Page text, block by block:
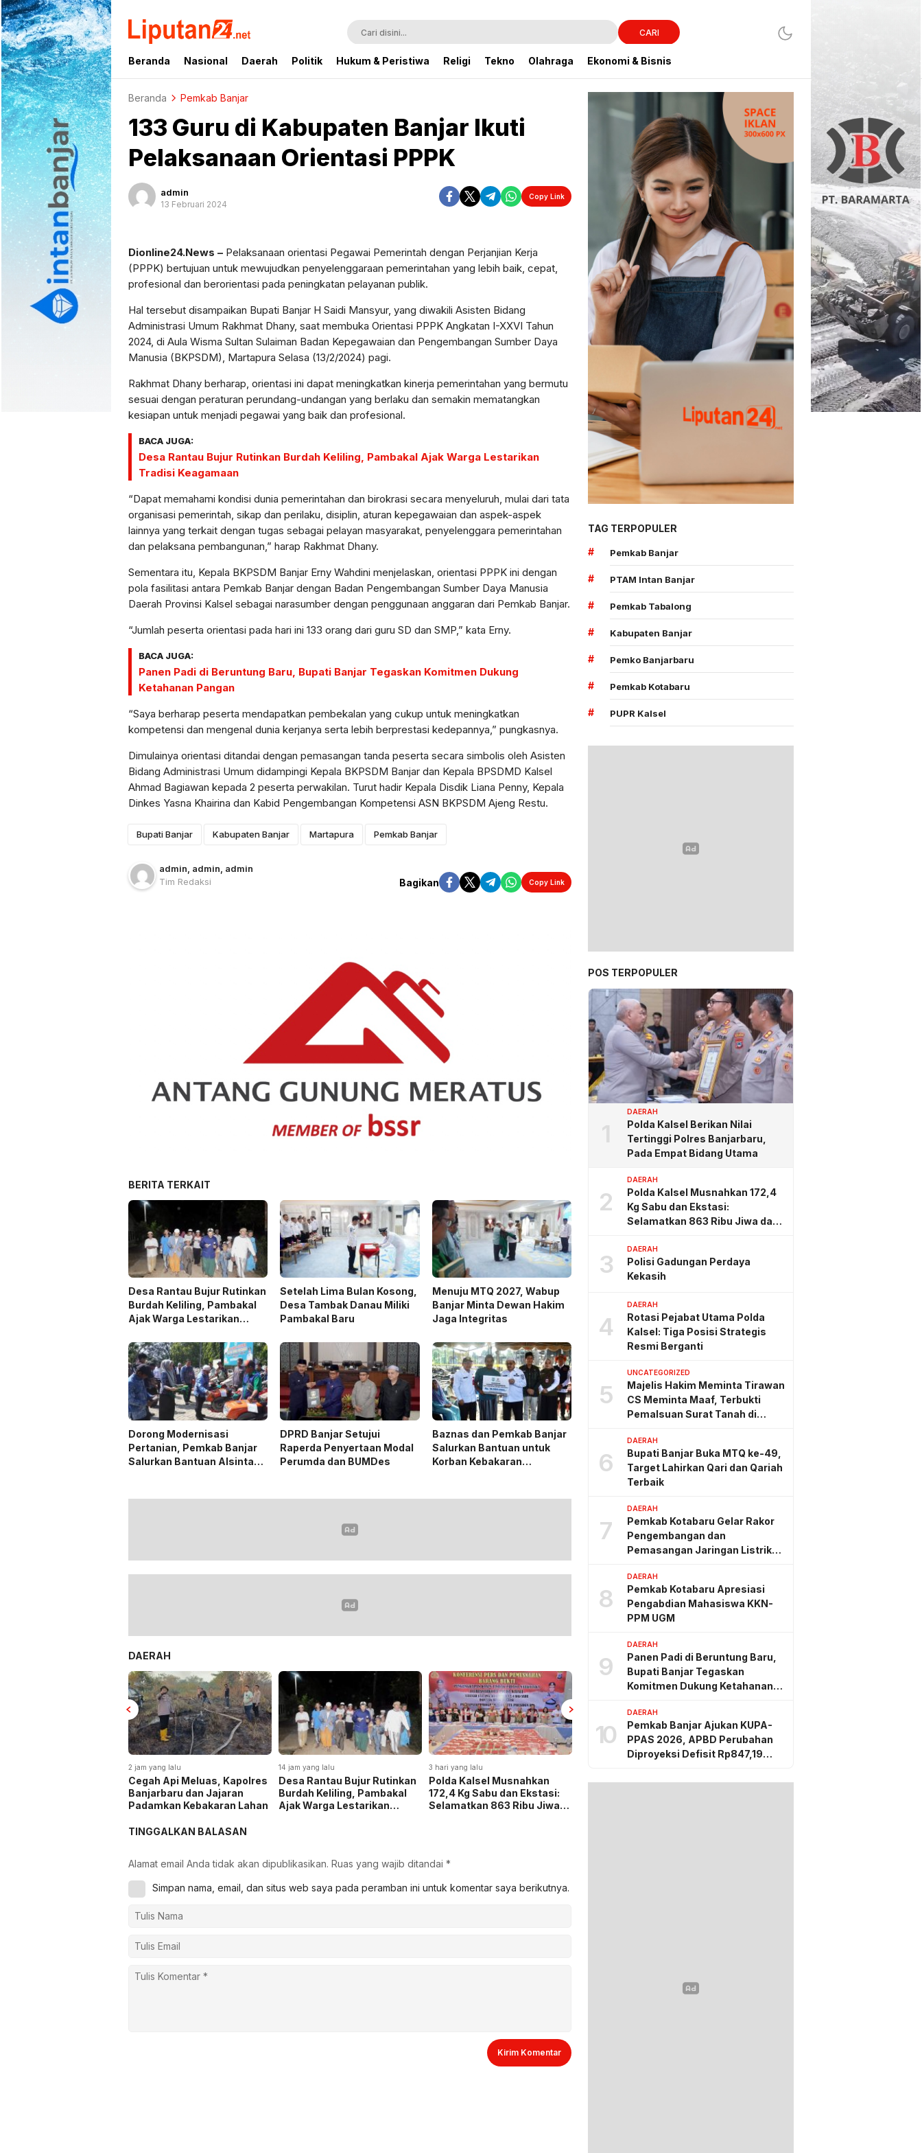
liputan24.net
CARI
Beranda Nasional Daerah Politik Hukum & Peristiwa Religi Tekno Olahraga Ekonomi & Bisnis
Beranda Pemkab Banjar
133 Guru di Kabupaten Banjar Ikuti
Pelaksanaan Orientasi PPPK
admin
13 Februari 2024
Copy Link
Dionline24.News – Pelaksanaan orientasi Pegawai Pemerintah dengan Perjanjian Kerja
(PPPK) bertujuan untuk mewujudkan penyelenggaraan pemerintahan yang lebih baik, cepat,
profesional dan berorientasi pada peningkatan pelayanan publik.
Hal tersebut disampaikan Bupati Banjar H Saidi Mansyur, yang diwakili Asisten Bidang
Administrasi Umum Rakhmat Dhany, saat membuka Orientasi PPPK Angkatan I-XXVI Tahun
2024, di Aula Wisma Sultan Sulaiman Badan Kepegawaian dan Pengembangan Sumber Daya
Manusia (BKPSDM), Martapura Selasa (13/2/2024) pagi.
Rakhmat Dhany berharap, orientasi ini dapat meningkatkan kinerja pemerintahan yang bermutu
sesuai dengan peraturan perundang-undangan yang berlaku dan semakin mematangkan
kesiapan untuk menjadi pegawai yang baik dan profesional.
BACA JUGA:
Desa Rantau Bujur Rutinkan Burdah Keliling, Pambakal Ajak Warga Lestarikan
Tradisi Keagamaan
“Dapat memahami kondisi dunia pemerintahan dan birokrasi secara menyeluruh, mulai dari tata
organisasi pemerintah, sikap dan perilaku, disiplin, aturan kepegawaian dan aspek-aspek
lainnya yang terkait dengan tugas sebagai pelayan masyarakat, penyelenggara pemerintahan
dan pelaksana pembangunan,” harap Rakhmat Dhany.
Sementara itu, Kepala BKPSDM Banjar Erny Wahdini menjelaskan, orientasi PPPK ini dengan
pola fasilitasi antara Pemkab Banjar dengan Badan Pengembangan Sumber Daya Manusia
Daerah Provinsi Kalsel sebagai narasumber dengan penggunaan anggaran dari Pemkab Banjar.
“Jumlah peserta orientasi pada hari ini 133 orang dari guru SD dan SMP,” kata Erny.
BACA JUGA:
Panen Padi di Beruntung Baru, Bupati Banjar Tegaskan Komitmen Dukung
Ketahanan Pangan
“Saya berharap peserta mendapatkan pembekalan yang cukup untuk meningkatkan
kompetensi dan mengenal dunia kerjanya serta lebih berprestasi kedepannya,” pungkasnya.
Dimulainya orientasi ditandai dengan pemasangan tanda peserta secara simbolis oleh Asisten
Bidang Administrasi Umum didampingi Kepala BKPSDM Banjar dan Kepala BPSDMD Kalsel
Ahmad Bagiawan kepada 2 peserta perwakilan. Turut hadir Kepala Disdik Liana Penny, Kepala
Dinkes Yasna Khairina dan Kabid Pengembangan Kompetensi ASN BKPSDM Ajeng Restu.
Bupati Banjar Kabupaten Banjar Martapura Pemkab Banjar
admin , admin , admin
Tim Redaksi
Bagikan Copy Link
BERITA TERKAIT
Desa Rantau Bujur Rutinkan
Burdah Keliling, Pambakal
Ajak Warga Lestarikan
Setelah Lima Bulan Kosong,
Desa Tambak Danau Miliki
Pambakal Baru
Menuju MTQ 2027, Wabup
Banjar Minta Dewan Hakim
Jaga Integritas
Dorong Modernisasi
Pertanian, Pemkab Banjar
Salurkan Bantuan Alsintan
DPRD Banjar Setujui
Raperda Penyertaan Modal
Perumda dan BUMDes
Baznas dan Pemkab Banjar
Salurkan Bantuan untuk
Korban Kebakaran
DAERAH
Cegah Api Meluas, Kapolres
Banjarbaru dan Jajaran
Padamkan Kebakaran Lahan
Desa Rantau Bujur Rutinkan
Burdah Keliling, Pambakal
Ajak Warga Lestarikan
3 hari yang lalu
Polda Kalsel Musnahkan
172,4 Kg Sabu dan Ekstasi:
Selamatkan 863 Ribu Jiwa
Panen Padi di Beruntung
Baru, Bupati Banjar
Tegaskan Komitmen Dukung
TINGGALKAN BALASAN
Alamat email Anda tidak akan dipublikasikan. Ruas yang wajib ditandai *
Simpan nama, email, dan situs web saya pada peramban ini untuk komentar saya berikutnya.
TAG TERPOPULER
#
Pemkab Banjar
# PTAM Intan Banjar
# Pemkab Tabalong
# Kabupaten Banjar
# Pemko Banjarbaru
# Pemkab Kotabaru
# PUPR Kalsel
POS TERPOPULER
1
DAERAH
Polda Kalsel Berikan Nilai
Tertinggi Polres Banjarbaru,
Pada Empat Bidang Utama
2
DAERAH
Polda Kalsel Musnahkan 172,4
Kg Sabu dan Ekstasi:
Selamatkan 863 Ribu Jiwa dan
Triliun
3
DAERAH
Polisi Gadungan Perdaya
Kekasih
4
DAERAH
Rotasi Pejabat Utama Polda
Kalsel: Tiga Posisi Strategis
Resmi Berganti
5
UNCATEGORIZED
Majelis Hakim Meminta Tirawan
CS Meminta Maaf, Terbukti
Pemalsuan Surat Tanah di
6
DAERAH
Bupati Banjar Buka MTQ ke-49,
Target Lahirkan Qari dan Qariah
Terbaik
7
DAERAH
Pemkab Kotabaru Gelar Rakor
Pengembangan dan
Pemasangan Jaringan Listrik
8
DAERAH
Pemkab Kotabaru Apresiasi
Pengabdian Mahasiswa KKN-
PPM UGM
9
DAERAH
Panen Padi di Beruntung Baru,
Bupati Banjar Tegaskan
Komitmen Dukung Ketahanan
10
DAERAH
Pemkab Banjar Ajukan KUPA-
PPAS 2026, APBD Perubahan
Diproyeksi Defisit Rp847,19